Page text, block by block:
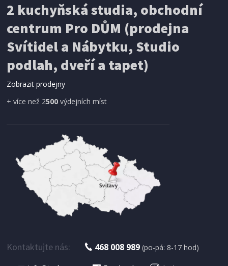
199 Kč Přidat do košíku
SÍŤ PROTI HMYZU
ProGarden KO-CY5910600 Síť proti hmyzu do
dveří magnetická 210 x 100 cm
179 Kč
2 kuchyňská studia, obchodní
centrum Pro DŮM (prodejna
Svítidel a Nábytku, Studio
podlah, dveří a tapet)
Zobrazit prodejny
+ více než 2500 výdejních míst
Kontaktujte nás: 468 008 989 (po-pá: 8-17 hod)